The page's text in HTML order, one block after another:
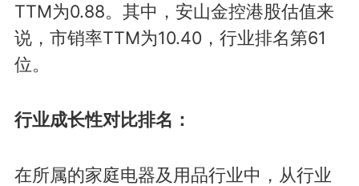
TTM为0.88。其中，安山金控港股估值来
说，市销率TTM为10.40，行业排名第61
位。
行业成长性对比排名：
在所属的家庭电器及用品行业中，从行业